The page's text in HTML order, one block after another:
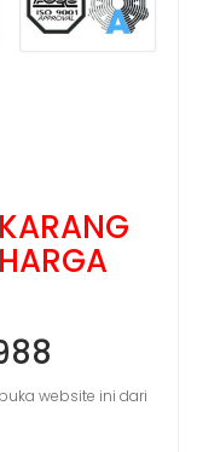
website ini dari